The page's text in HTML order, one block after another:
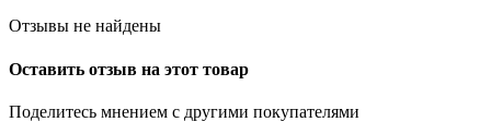
Отзывы не найдены
Оставить отзыв на этот товар
Поделитесь мнением с другими покупателями